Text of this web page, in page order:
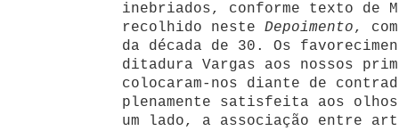
inebriados, conforme texto de
recolhido neste Depoimento,
da década de 30. Os
ditadura Vargas aos nossos
colocaram-nos diante de
plenamente satisfeita aos
um lado, a associação entre